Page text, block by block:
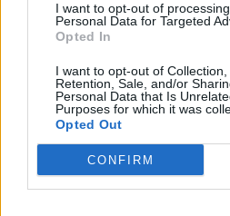
I want to opt-out of
Personal Data for Targeted
Opted In
I want to opt-out of Collection,
Retention, Sale, and/or
Personal Data that Is
Purposes for which it was
Opted Out
CONFIRM